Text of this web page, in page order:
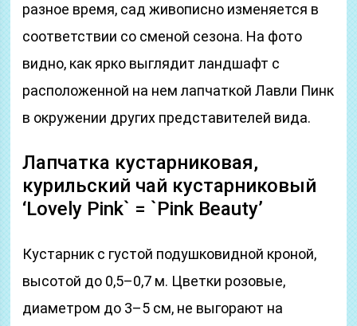
разное время, сад живописно изменяется в
соответствии со сменой сезона. На фото
видно, как ярко выглядит ландшафт с
расположенной на нем лапчаткой Лавли Пинк
в окружении других представителей вида.
Лапчатка кустарниковая,
курильский чай кустарниковый
‘Lovely Pink` = `Pink Beauty’
Кустарник с густой подушковидной кроной,
высотой до 0,5–0,7 м. Цветки розовые,
диаметром до 3–5 см, не выгорают на